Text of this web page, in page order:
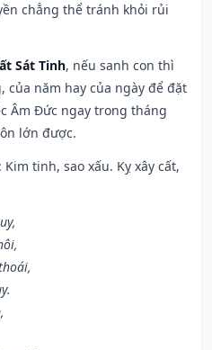
chẳng thể tránh khỏi rủi
Sát Tinh, nếu sanh con thì
của năm hay của ngày để đặt
Âm Đức ngay trong tháng
lớn được.
tinh, sao xấu. Kỵ xây cất,